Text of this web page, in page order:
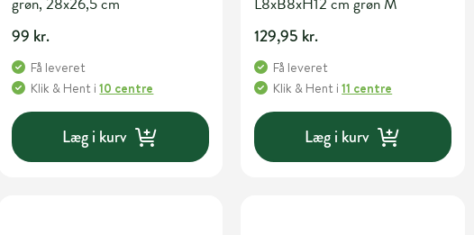
99 kr.
Få leveret
Klik & Hent i10 centre
Læg i kurv
129,95 kr.
Få leveret
Klik & Hent i11 centre
Læg i kurv